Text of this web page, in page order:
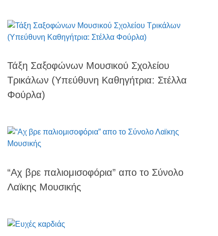
Τάξη Σαξοφώνων Μουσικού Σχολείου
Τρικάλων (Υπεύθυνη Καθηγήτρια: Στέλλα
Φούρλα)
“Αχ βρε παλιομισοφόρια” απο το Σύνολο
Λαϊκης Μουσικής